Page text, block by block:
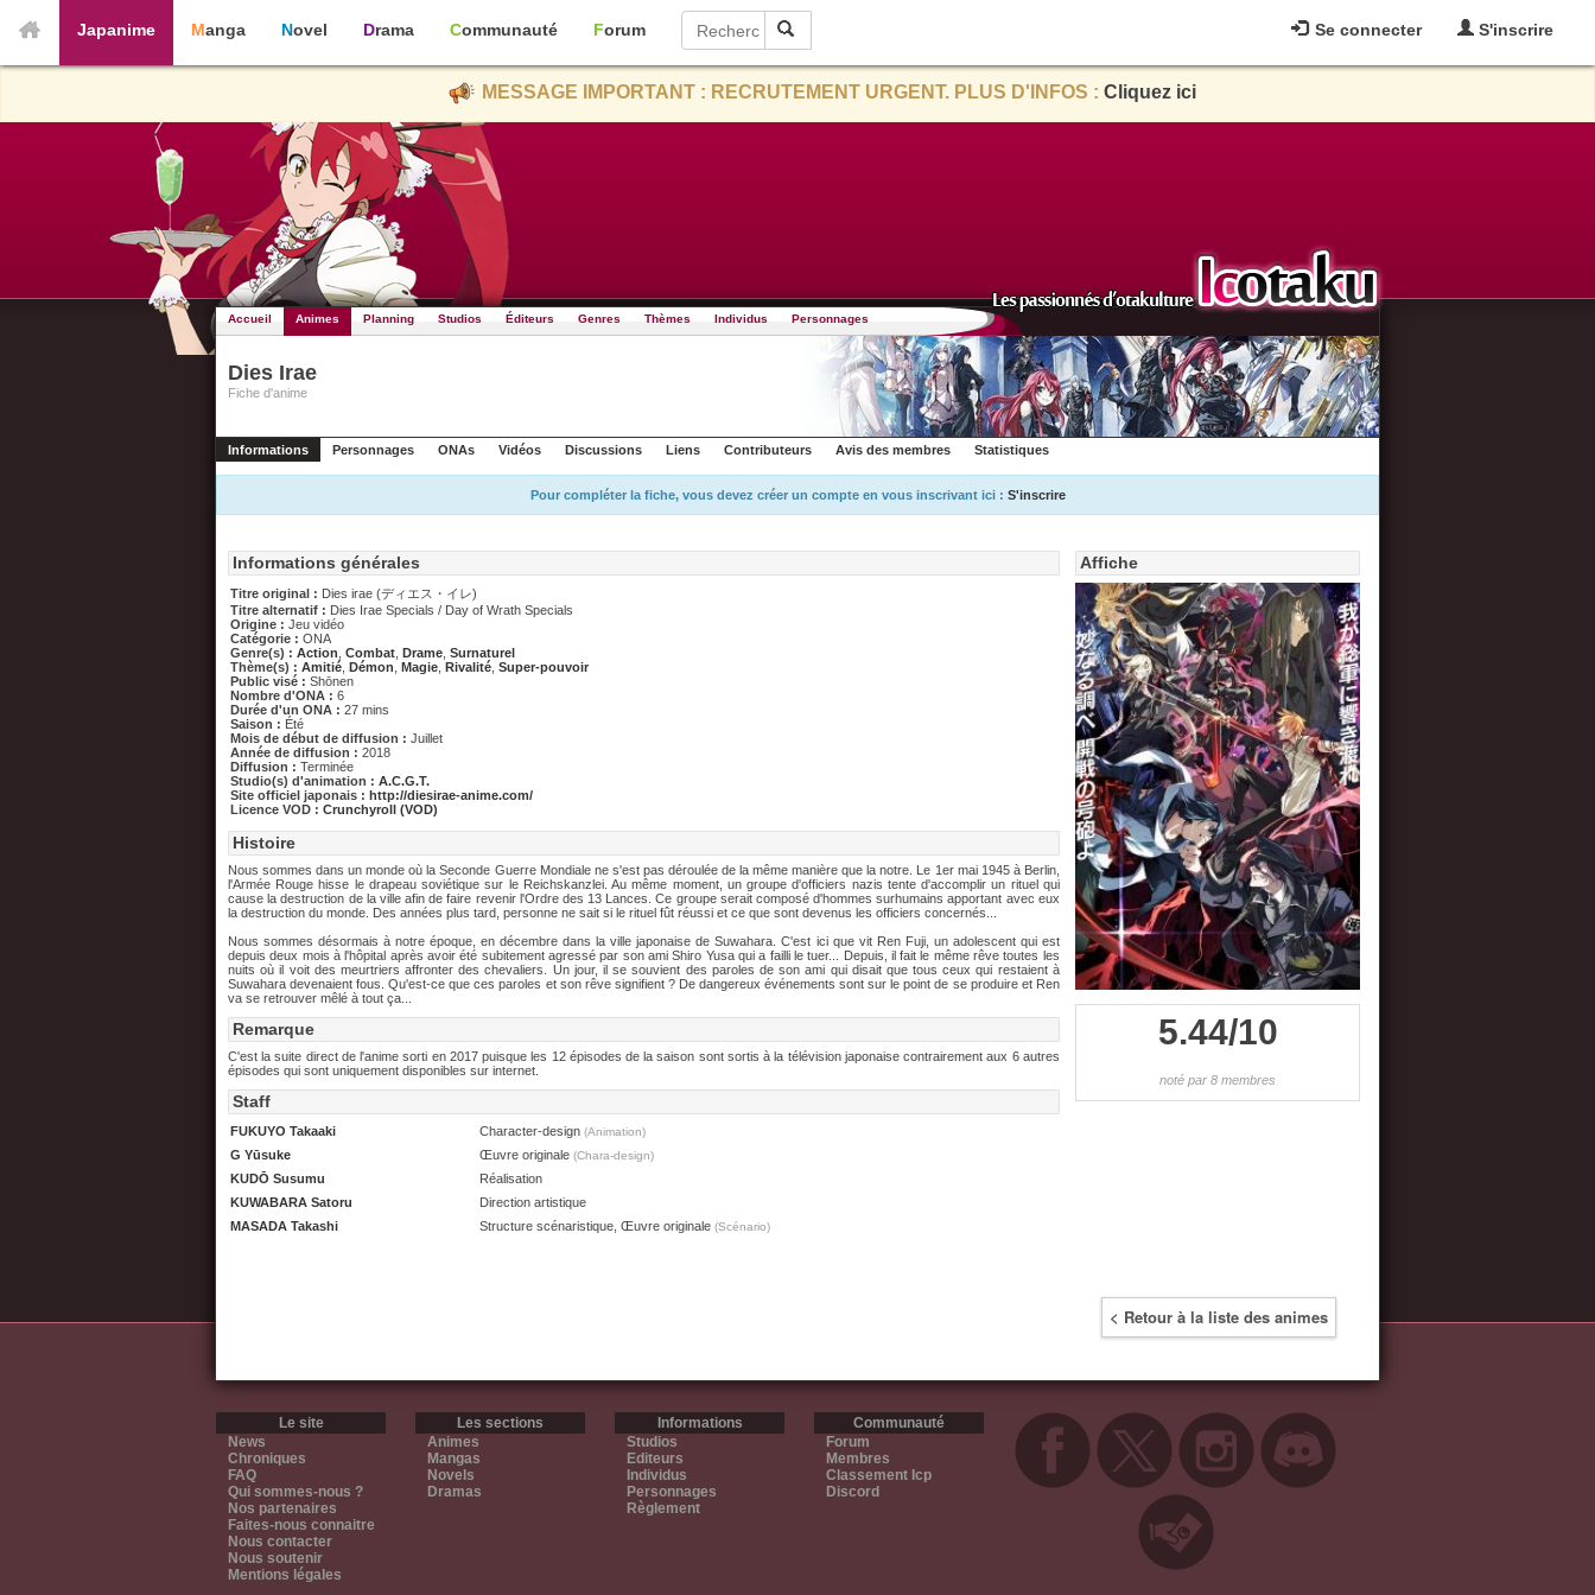
Se connecter S'inscrire
Japanime Manga Novel Drama Communauté Forum
MESSAGE IMPORTANT : RECRUTEMENT URGENT. PLUS D'INFOS : Cliquez ici
Accueil Animes Planning Studios Éditeurs Genres Thèmes Individus Personnages
Dies Irae
Fiche d'anime
Informations Personnages ONAs Vidéos Discussions Liens Contributeurs Avis des membres Statistiques
Pour compléter la fiche, vous devez créer un compte en vous inscrivant ici : S'inscrire
Affiche
5.44/10
noté par 8 membres
Informations générales
Titre original : Dies irae (ディエス・イレ)
Titre alternatif : Dies Irae Specials / Day of Wrath Specials
Origine : Jeu vidéo
Catégorie : ONA
Genre(s) : Action Combat Drame Surnaturel
Thème(s) : Amitié Démon Magie Rivalité Super-pouvoir
Public visé : Shōnen
Nombre d'ONA : 6
Durée d'un ONA : 27 mins
Saison : Été
Mois de début de diffusion : Juillet
Année de diffusion : 2018
Diffusion : Terminée
Studio(s) d'animation : A.C.G.T.
Site officiel japonais : http://diesirae-anime.com/
Licence VOD : Crunchyroll (VOD)
Histoire
Nous sommes dans un monde où la Seconde Guerre Mondiale ne s'est pas déroulée de la même manière que la notre. Le 1er mai 1945 à Berlin,
l'Armée Rouge hisse le drapeau soviétique sur le Reichskanzlei. Au même moment, un groupe d'officiers nazis tente d'accomplir un rituel qui
cause la destruction de la ville afin de faire revenir l'Ordre des 13 Lances. Ce groupe serait composé d'hommes surhumains apportant avec eux
la destruction du monde. Des années plus tard, personne ne sait si le rituel fût réussi et ce que sont devenus les officiers concernés...
Nous sommes désormais à notre époque, en décembre dans la ville japonaise de Suwahara. C'est ici que vit Ren Fuji, un adolescent qui est
depuis deux mois à l'hôpital après avoir été subitement agressé par son ami Shiro Yusa qui a failli le tuer... Depuis, il fait le même rêve toutes les
nuits où il voit des meurtriers affronter des chevaliers. Un jour, il se souvient des paroles de son ami qui disait que tous ceux qui restaient à
Suwahara devenaient fous. Qu'est-ce que ces paroles et son rêve signifient ? De dangereux événements sont sur le point de se produire et Ren
va se retrouver mêlé à tout ça...
Remarque
C'est la suite direct de l'anime sorti en 2017 puisque les 12 épisodes de la saison sont sortis à la télévision japonaise contrairement aux 6 autres
épisodes qui sont uniquement disponibles sur internet.
Staff
FUKUYO Takaaki Character-design (Animation)
G Yūsuke Œuvre originale (Chara-design)
KUDŌ Susumu
Réalisation
KUWABARA Satoru
Direction artistique
MASADA Takashi
Structure scénaristique, Œuvre originale (Scénario)
< Retour à la liste des animes
Le site
News
Chroniques
FAQ
Qui sommes-nous ?
Nos partenaires
Faites-nous connaitre
Nous contacter
Nous soutenir
Mentions légales
Les sections
Animes
Mangas
Novels
Dramas
Informations
Studios
Editeurs
Individus
Personnages
Règlement
Communauté
Forum
Membres
Classement Icp
Discord